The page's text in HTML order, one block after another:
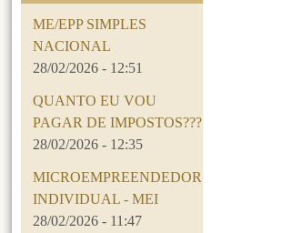
ME/EPP SIMPLES
NACIONAL
28/02/2026 - 12:51
QUANTO EU VOU
PAGAR DE IMPOSTOS???
28/02/2026 - 12:35
MICROEMPREENDEDOR
INDIVIDUAL - MEI
28/02/2026 - 11:47